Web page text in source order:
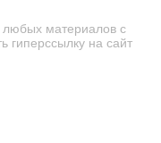
любых материалов с
гиперссылку на сайт